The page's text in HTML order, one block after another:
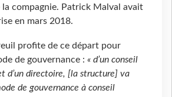
compagnie. Patrick Malval avait
en mars 2018.
profite de ce départ pour
de gouvernance : « d’un conseil
d’un directoire, [la structure] va
de gouvernance à conseil